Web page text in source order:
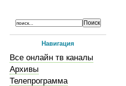
Навигация
Все онлайн тв каналы
Архивы
Телепрограмма